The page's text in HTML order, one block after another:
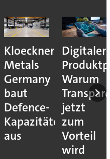
Kloeckner
Metals
Germany
baut
Defence-
Kapazitäten
aus
Digitaler
Warum
jetzt
zum
Vorteil
wird